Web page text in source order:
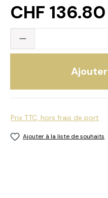
CHF 136.80
Quantité du
Prix TTC, hors frais de port
Ajouter à la liste de souhaits